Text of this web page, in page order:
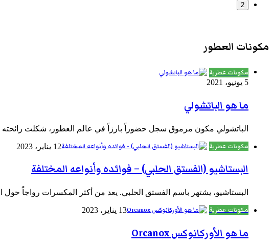
2
مكونات العطور
مكونات عطرية
5 يونيو، 2021
ما هو الباتشولي
الباتشولي مكون مرموق سجل حضوراً بارزاً في عالم العطور، شكلت
مكونات عطرية 12 يناير، 2023
البستاشيو (الفستق الحلبي) – فوائده وأنواعه المختلفة
البستاشيو، يشتهر باسم الفستق الحلبي. يعد من أكثر المكسرات رواجاً
مكونات عطرية 13 يناير، 2023
ما هو الأوركانوكس Orcanox